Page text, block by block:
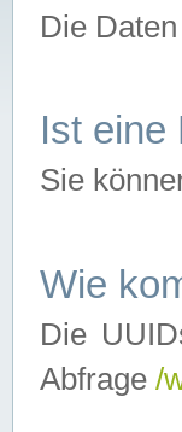
Die
Ist eine
Sie
Wie
Die
Abfrage /